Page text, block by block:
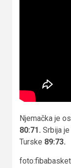
Njemačka je
80:71. Srbija
Turske 89:73.